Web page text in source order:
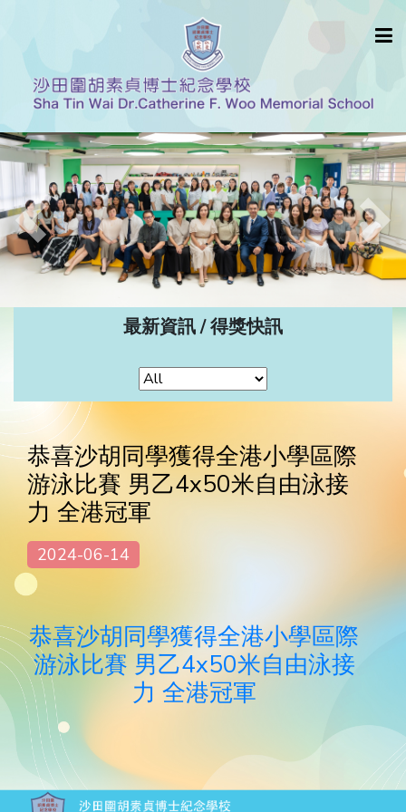
Previous Next
最新資訊 / 得獎快訊
恭喜沙胡同學獲得全港小學區際
游泳比賽 男乙4x50米自由泳接
力 全港冠軍
2024-06-14
恭喜沙胡同學獲得全港小學區際
游泳比賽 男乙4x50米自由泳接
力 全港冠軍